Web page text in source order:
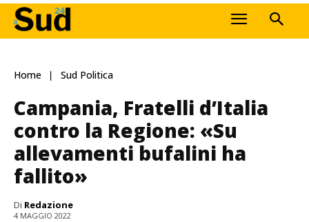
Home Sud Politica
Campania, Fratelli d’Italia
contro la Regione: «Su
allevamenti bufalini ha
fallito»
Di Redazione
4 MAGGIO 2022